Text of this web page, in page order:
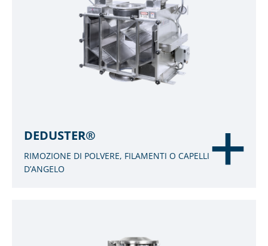
DEDUSTER®
RIMOZIONE DI POLVERE, FILAMENTI O CAPELLI
D’ANGELO